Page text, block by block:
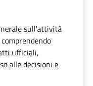
sull'attività
ufficiali,
alle decisioni e